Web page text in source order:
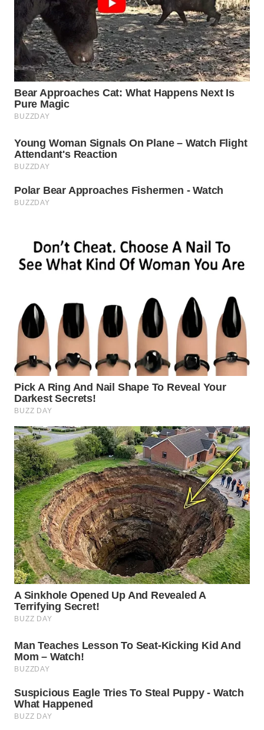
WN
INDRAMAYU
WN
KUNINGAN
WN
WN
SUBANG
WN
WN
PURWAKARTA
TIMUR
WN
SEMARANG
WN
SOLO
WN
BOROBUDUR
WN
MADURA
WN
SURABAYA
WN
NATUNA
WN
BINTAN
WN
MANDALIKA
WN
LIKUPANG